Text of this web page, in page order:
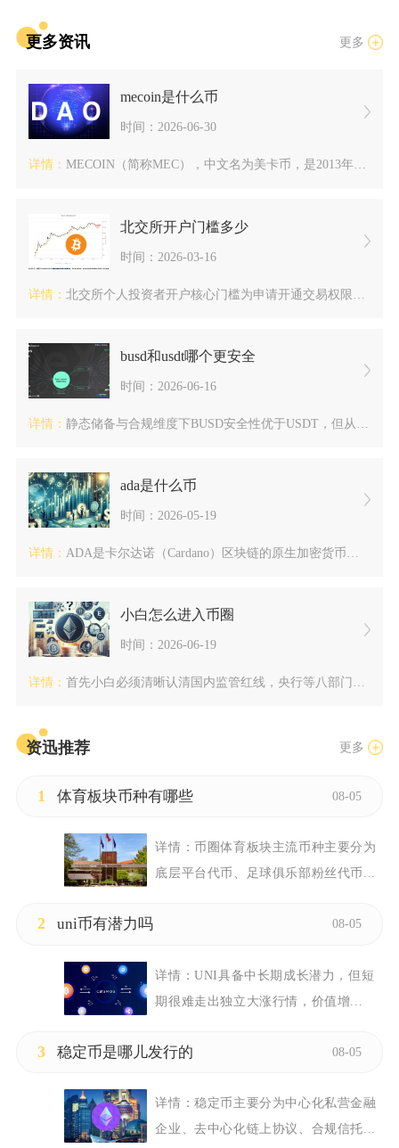
更多资讯 更多
mecoin是什么币
时间：2026-06-30
详情： MECOIN（简称MEC），中文名为美卡币，是2013年5月...
北交所开户门槛多少
时间：2026-03-16
详情： 北交所个人投资者开户核心门槛为申请开通交易权限前20个交易日...
busd和usdt哪个更安全
时间：2026-06-16
详情： 静态储备与合规维度下BUSD安全性优于USDT，但从现货流通...
ada是什么币
时间：2026-05-19
详情： ADA是卡尔达诺（Cardano）区块链的原生加密货币，中文...
小白怎么进入币圈
时间：2026-06-19
详情： 首先小白必须清晰认清国内监管红线，央行等八部门早已明确虚拟货...
资迅推荐 更多
1 体育板块币种有哪些 08-05
详情：币圈体育板块主流币种主要分为
底层平台代币、足球俱乐部粉丝代币...
2 uni币有潜力吗 08-05
详情：UNI具备中长期成长潜力，但短
期很难走出独立大涨行情，价值增...
3 稳定币是哪儿发行的 08-05
详情：稳定币主要分为中心化私营金融
企业、去中心化链上协议、合规信托...